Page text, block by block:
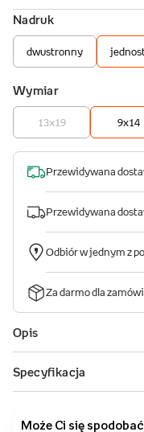
Może Ci się spodobać